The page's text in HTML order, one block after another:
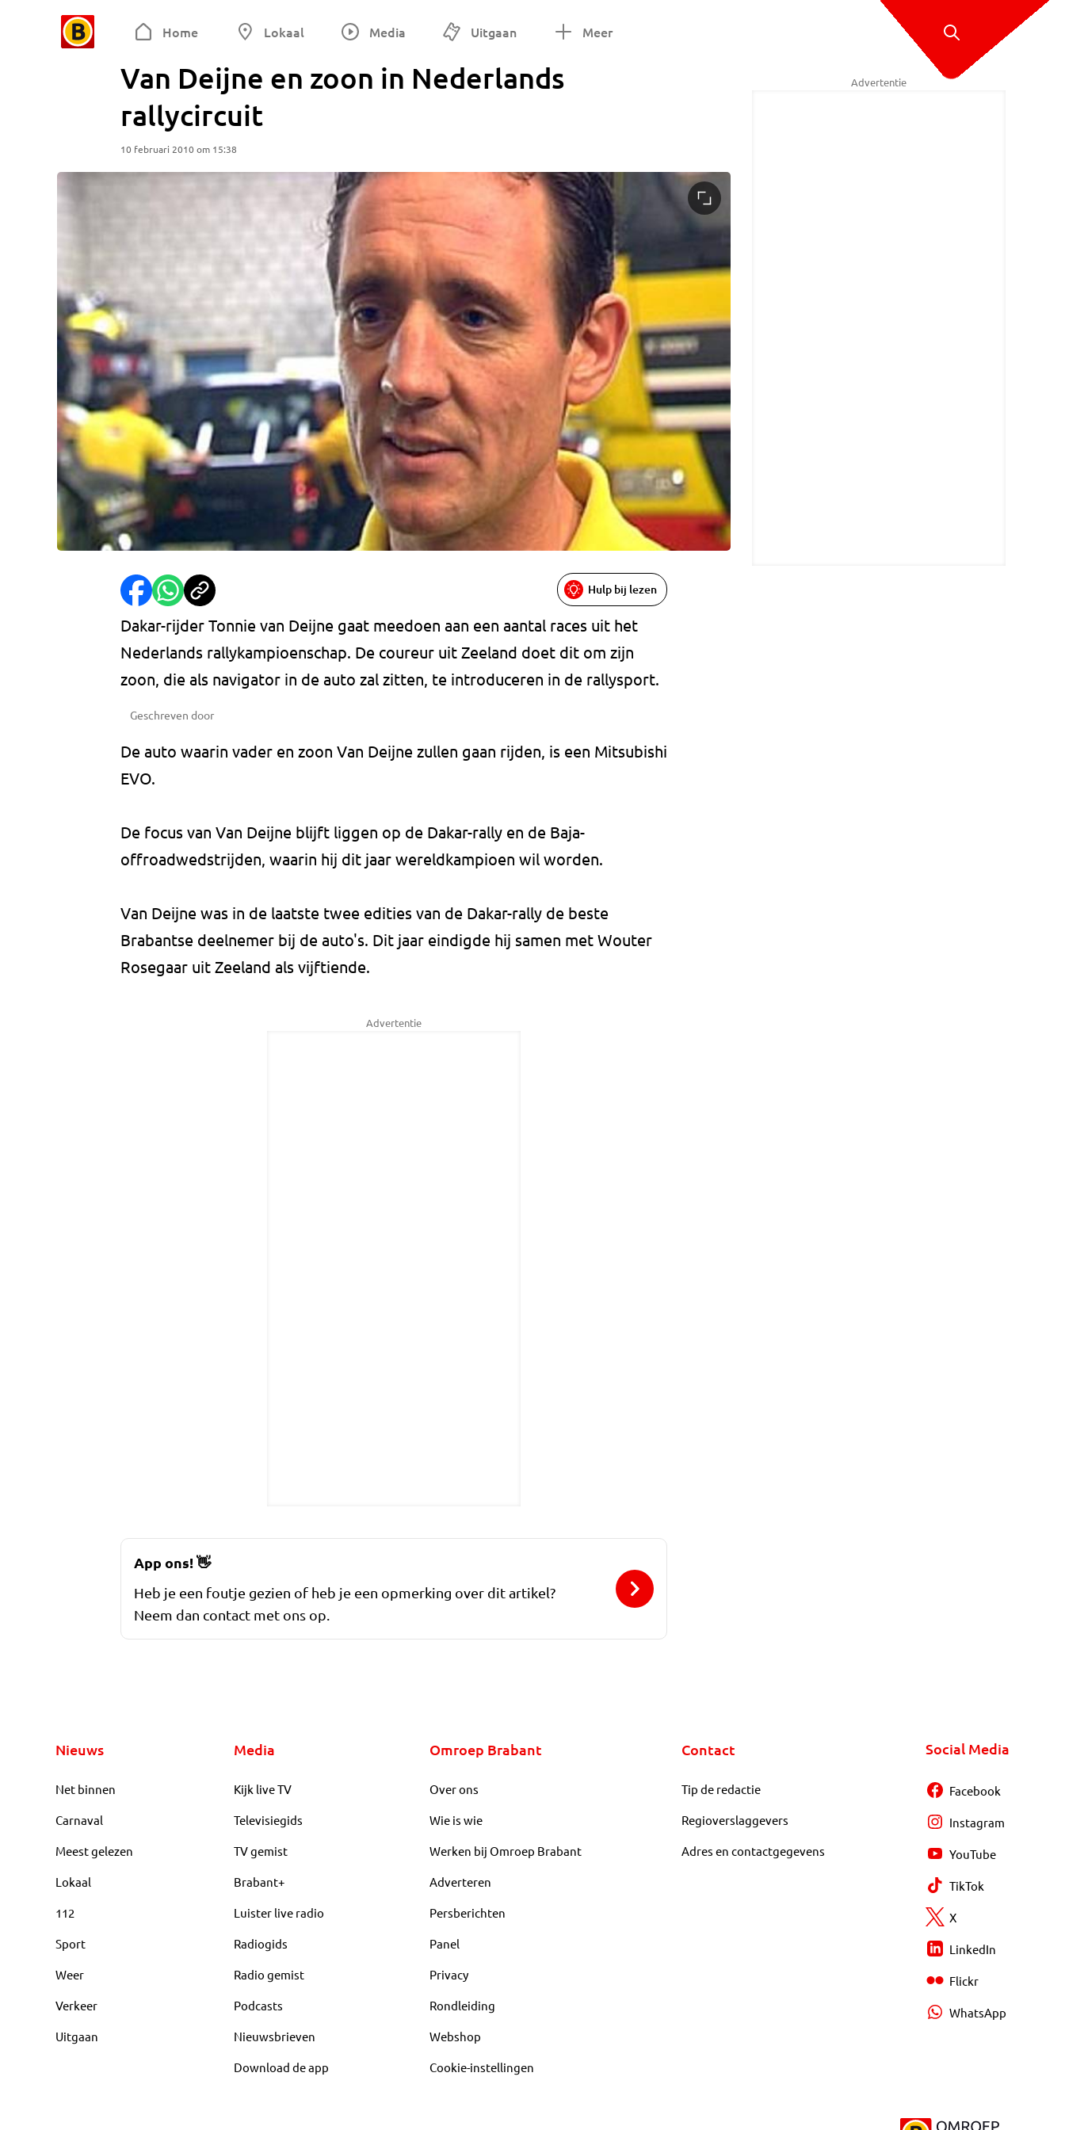
Home Lokaal Media Uitgaan Meer
Van Deijne en zoon in Nederlands
rallycircuit
10 februari 2010 om 15:38
Hulp bij lezen
Dakar-rijder Tonnie van Deijne gaat meedoen aan een aantal races uit het
Nederlands rallykampioenschap. De coureur uit Zeeland doet dit om zijn
zoon, die als navigator in de auto zal zitten, te introduceren in de rallysport.
Geschreven door
De auto waarin vader en zoon Van Deijne zullen gaan rijden, is een Mitsubishi
EVO.
De focus van Van Deijne blijft liggen op de Dakar-rally en de Baja-
offroadwedstrijden, waarin hij dit jaar wereldkampioen wil worden.
Van Deijne was in de laatste twee edities van de Dakar-rally de beste
Brabantse deelnemer bij de auto's. Dit jaar eindigde hij samen met Wouter
Rosegaar uit Zeeland als vijftiende.
Advertentie
Advertentie
App ons!👋
Heb je een foutje gezien of heb je een opmerking over dit artikel?
Neem dan contact met ons op.
Nieuws
Net binnen
Carnaval
Meest gelezen
Lokaal
112
Sport
Weer
Verkeer
Uitgaan
Media
Kijk live TV
Televisiegids
TV gemist
Brabant+
Luister live radio
Radiogids
Radio gemist
Podcasts
Nieuwsbrieven
Download de app
Omroep Brabant
Over ons
Wie is wie
Werken bij Omroep Brabant
Adverteren
Persberichten
Panel
Privacy
Rondleiding
Webshop
Cookie-instellingen
Contact
Tip de redactie
Regioverslaggevers
Adres en contactgegevens
Social Media
Facebook
Instagram
YouTube
TikTok
X
LinkedIn
Flickr
WhatsApp